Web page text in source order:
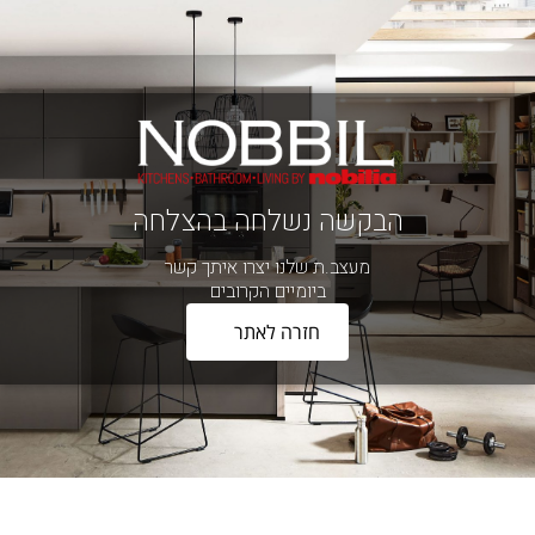
הבקשה נשלחה בהצלחה
מעצב.ת שלנו יצרו איתך קשר
ביומיים הקרובים
חזרה לאתר